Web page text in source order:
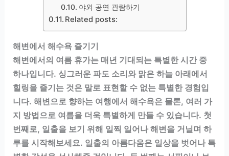
야외 공연 관람하기
Related posts:
해변에서 해수욕 즐기기
해변에서의 여름 휴가는 매년 기대되는 특별한 시간 중
하나입니다. 싱그러운 파도 소리와 맑은 하늘 아래에서
힐링을 즐기는 것은 말로 표현할 수 없는 특별한 경험입
니다. 해변으로 향하는 여행에서 해수욕은 물론, 여러 가
지 방법으로 여름을 더욱 특별하게 만들 수 있습니다. 첫
번째로, 일출을 보기 위해 일찍 일어나 해변을 거닐며 하
루를 시작해보세요. 일출의 아름다움은 일상을 벗어나 특